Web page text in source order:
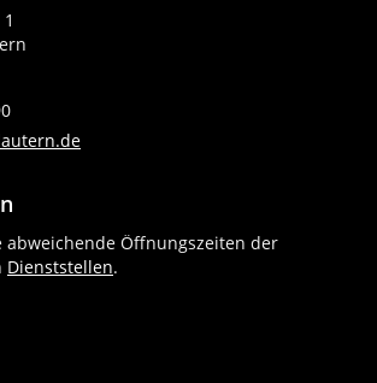
abweichende Öffnungszeiten der
Dienststellen.